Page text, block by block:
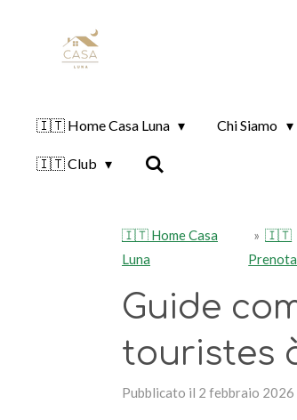
🇮🇹 Home Casa Luna Chi Siamo
🇮🇹 Club
🇮🇹 Home Casa
Luna
» 🇮🇹
Guide
touristes
Pubblicato il 2 febbraio